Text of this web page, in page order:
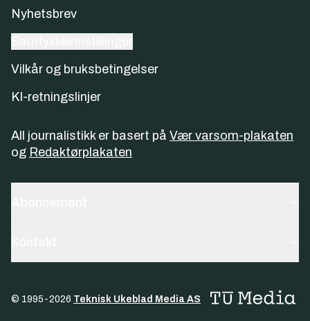
Nyhetsbrev
Vilkår og bruksbetingelser
KI-retningslinjer
All journalistikk er basert på Vær varsom-plakaten
og Redaktørplakaten
© 1995-2026 Teknisk Ukeblad Media AS